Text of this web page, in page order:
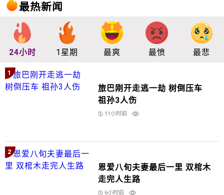
最热新闻
24小时 1星期 最爽 最愤 最悲
1
旅巴刚开走逃一劫 树倒压车
祖孙3人伤
11小时前
2
恩爱八旬夫妻最后一里 双棺木
走完人生路
6小时前